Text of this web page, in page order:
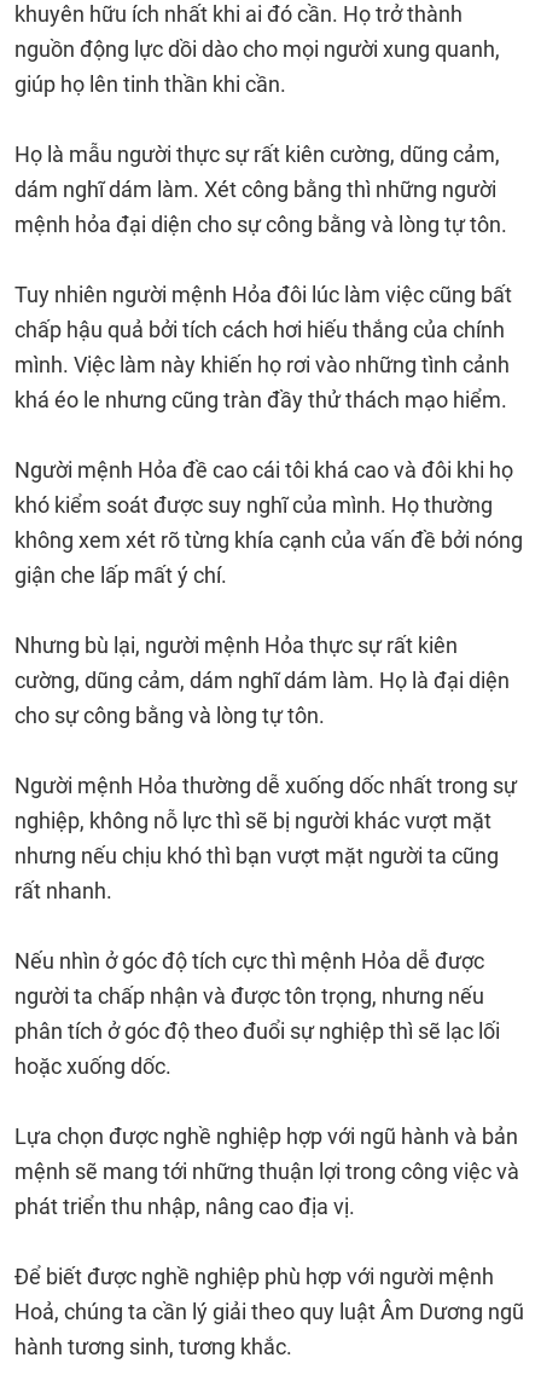
khuyên hữu ích nhất khi ai đó cần. Họ trở thành
nguồn động lực dồi dào cho mọi người xung quanh,
giúp họ lên tinh thần khi cần.
Họ là mẫu người thực sự rất kiên cường, dũng cảm,
dám nghĩ dám làm. Xét công bằng thì những người
mệnh hỏa đại diện cho sự công bằng và lòng tự tôn.
Tuy nhiên người mệnh Hỏa đôi lúc làm việc cũng bất
chấp hậu quả bởi tích cách hơi hiếu thắng của chính
mình. Việc làm này khiến họ rơi vào những tình cảnh
khá éo le nhưng cũng tràn đầy thử thách mạo hiểm.
Người mệnh Hỏa đề cao cái tôi khá cao và đôi khi họ
khó kiểm soát được suy nghĩ của mình. Họ thường
không xem xét rõ từng khía cạnh của vấn đề bởi nóng
giận che lấp mất ý chí.
Nhưng bù lại, người mệnh Hỏa thực sự rất kiên
cường, dũng cảm, dám nghĩ dám làm. Họ là đại diện
cho sự công bằng và lòng tự tôn.
Người mệnh Hỏa thường dễ xuống dốc nhất trong sự
nghiệp, không nỗ lực thì sẽ bị người khác vượt mặt
nhưng nếu chịu khó thì bạn vượt mặt người ta cũng
rất nhanh.
Nếu nhìn ở góc độ tích cực thì mệnh Hỏa dễ được
người ta chấp nhận và được tôn trọng, nhưng nếu
phân tích ở góc độ theo đuổi sự nghiệp thì sẽ lạc lối
hoặc xuống dốc.
Lựa chọn được nghề nghiệp hợp với ngũ hành và bản
mệnh sẽ mang tới những thuận lợi trong công việc và
phát triển thu nhập, nâng cao địa vị.
Để biết được nghề nghiệp phù hợp với người mệnh
Hoả, chúng ta cần lý giải theo quy luật Âm Dương ngũ
hành tương sinh, tương khắc.